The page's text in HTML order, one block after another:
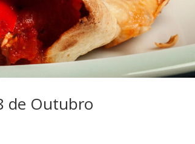
de Outubro